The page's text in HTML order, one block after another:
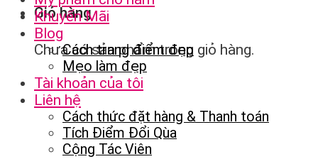
Giỏ hàng
Chưa có sản phẩm trong giỏ hàng.
Khuyến Mãi
Blog
Cách trang điểm đẹp
Mẹo làm đẹp
Tài khoản của tôi
Liên hệ
Cách thức đặt hàng & Thanh toán
Tích Điểm Đổi Qùa
Cộng Tác Viên